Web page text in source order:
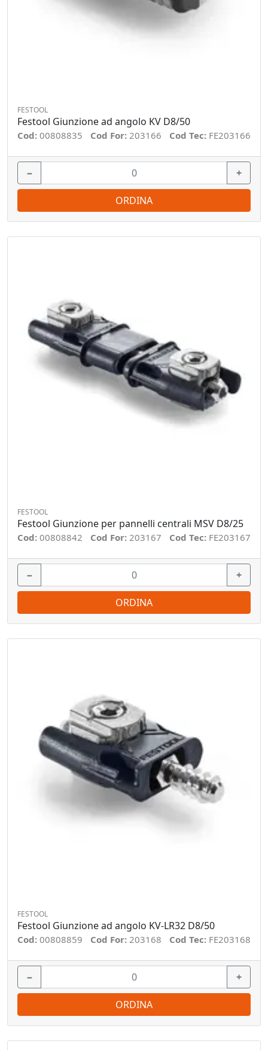
FESTOOL
Festool Giunzione ad angolo KV D8/50
Cod: 00808835 Cod For: 203166 Cod Tec: FE203166
− +
ORDINA
FESTOOL
Festool Giunzione per pannelli centrali MSV D8/25
Cod: 00808842 Cod For: 203167 Cod Tec: FE203167
− +
ORDINA
FESTOOL
Festool Giunzione ad angolo KV-LR32 D8/50
Cod: 00808859 Cod For: 203168 Cod Tec: FE203168
− +
ORDINA